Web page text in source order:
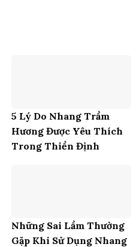
5 Lý Do Nhang Trầm
Hương Được Yêu Thích
Trong Thiền Định
Những Sai Lầm Thường
Gặp Khi Sử Dụng Nhang